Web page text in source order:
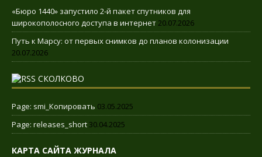
«Бюро 1440» запустило 2-й пакет спутников для
широкополосного доступа в интернет20.07.2026
Путь к Марсу: от первых снимков до планов колонизации
20.07.2026
СКОЛКОВО
Page: smi_Копировать 03.05.2025
Page: releases_short 30.04.2025
КАРТА САЙТА ЖУРНАЛА